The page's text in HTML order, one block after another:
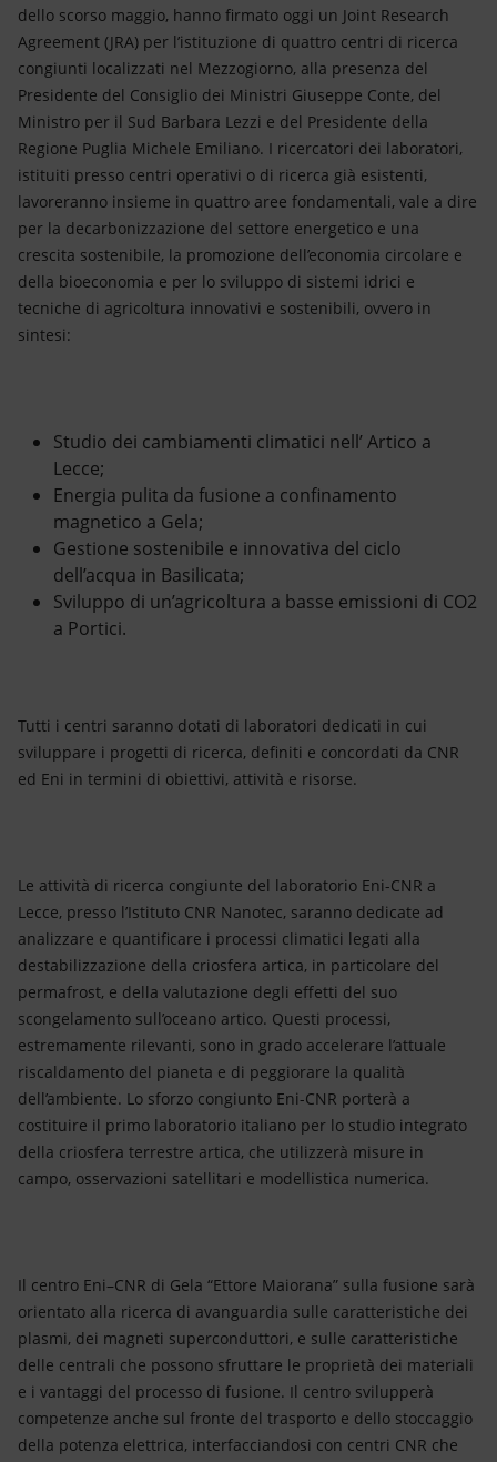
dello scorso maggio, hanno firmato oggi un Joint Research
Agreement (JRA) per l’istituzione di quattro centri di ricerca
congiunti localizzati nel Mezzogiorno, alla presenza del
Presidente del Consiglio dei Ministri Giuseppe Conte, del
Ministro per il Sud Barbara Lezzi e del Presidente della
Regione Puglia Michele Emiliano. I ricercatori dei laboratori,
istituiti presso centri operativi o di ricerca già esistenti,
lavoreranno insieme in quattro aree fondamentali, vale a dire
per la decarbonizzazione del settore energetico e una
crescita sostenibile, la promozione dell’economia circolare e
della bioeconomia e per lo sviluppo di sistemi idrici e
tecniche di agricoltura innovativi e sostenibili, ovvero in
sintesi:
Studio dei cambiamenti climatici nell’ Artico a
Lecce;
Energia pulita da fusione a confinamento
magnetico a Gela;
Gestione sostenibile e innovativa del ciclo
dell’acqua in Basilicata;
Sviluppo di un’agricoltura a basse emissioni di CO2
a Portici.
Tutti i centri saranno dotati di laboratori dedicati in cui
sviluppare i progetti di ricerca, definiti e concordati da CNR
ed Eni in termini di obiettivi, attività e risorse.
Le attività di ricerca congiunte del laboratorio Eni-CNR a
Lecce, presso l’Istituto CNR Nanotec, saranno dedicate ad
analizzare e quantificare i processi climatici legati alla
destabilizzazione della criosfera artica, in particolare del
permafrost, e della valutazione degli effetti del suo
scongelamento sull’oceano artico. Questi processi,
estremamente rilevanti, sono in grado accelerare l’attuale
riscaldamento del pianeta e di peggiorare la qualità
dell’ambiente. Lo sforzo congiunto Eni-CNR porterà a
costituire il primo laboratorio italiano per lo studio integrato
della criosfera terrestre artica, che utilizzerà misure in
campo, osservazioni satellitari e modellistica numerica.
Il centro Eni–CNR di Gela “Ettore Maiorana” sulla fusione sarà
orientato alla ricerca di avanguardia sulle caratteristiche dei
plasmi, dei magneti superconduttori, e sulle caratteristiche
delle centrali che possono sfruttare le proprietà dei materiali
e i vantaggi del processo di fusione. Il centro svilupperà
competenze anche sul fronte del trasporto e dello stoccaggio
della potenza elettrica, interfacciandosi con centri CNR che